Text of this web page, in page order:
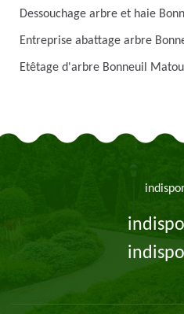
Dessouchage arbre et haie
Entreprise abattage arbre
Etêtage d'arbre Bonneuil